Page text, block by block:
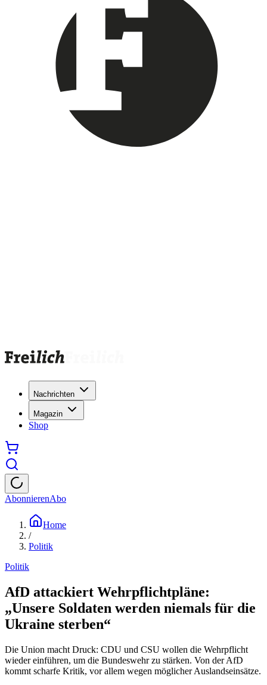
Nachrichten
Magazin
Shop
AbonnierenAbo
Home
/
Politik
Politik
AfD attackiert Wehrpflichtpläne:
„Unsere Soldaten werden niemals für die
Ukraine sterben“
Die Union macht Druck: CDU und CSU wollen die Wehrpflicht
wieder einführen, um die Bundeswehr zu stärken. Von der AfD
kommt scharfe Kritik, vor allem wegen möglicher Auslandseinsätze.